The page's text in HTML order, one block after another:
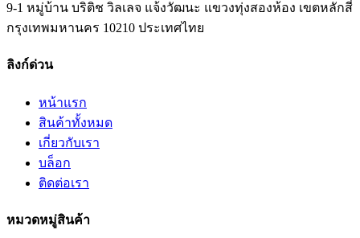
9-1 หมู่บ้าน บริติช วิลเลจ แจ้งวัฒนะ แขวงทุ่งสองห้อง เขตหลักสี่
กรุงเทพมหานคร 10210 ประเทศไทย
ลิงก์ด่วน
หน้าแรก
สินค้าทั้งหมด
เกี่ยวกับเรา
บล็อก
ติดต่อเรา
หมวดหมู่สินค้า